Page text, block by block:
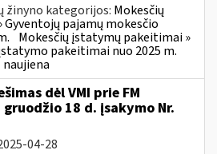
žinyno kategorijos: Mokesčių
pajamų mokesčio
Mokesčių įstatymų pakeitimai »
pakeitimai nuo 2025 m.
naujiena
dėl VMI prie FM
18 d. įsakymo Nr.
04-28